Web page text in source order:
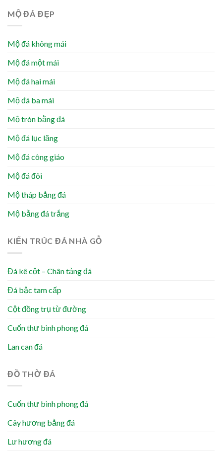
MỘ ĐÁ ĐẸP
Mộ đá không mái
Mộ đá một mái
Mộ đá hai mái
Mộ đá ba mái
Mộ tròn bằng đá
Mộ đá lục lăng
Mộ đá công giáo
Mộ đá đôi
Mộ tháp bằng đá
Mộ bằng đá trắng
KIẾN TRÚC ĐÁ NHÀ GỖ
Đá kê cột – Chân tảng đá
Đá bậc tam cấp
Cột đồng trụ từ đường
Cuốn thư bình phong đá
Lan can đá
ĐỒ THỜ ĐÁ
Cuốn thư bình phong đá
Cây hương bằng đá
Lư hương đá